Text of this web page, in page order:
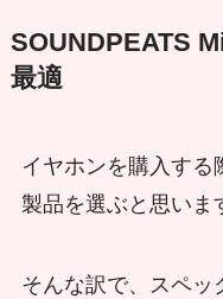
SOUNDPEATS
最適
イヤホンを購入する
製品を選ぶと思いま
そんな訳で、スペッ